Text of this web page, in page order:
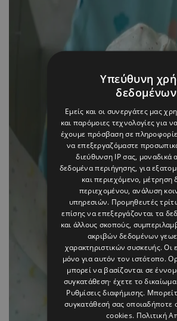
Υπεύθυνη
Εμείς και οι συνεργάτες μας
και παρόμοιες τεχνολογίες για
έχουμε πρόσβαση σε
να επεξεργαζόμαστε
διεύθυνση IP σας, μοναδικά
δεδομένα περιήγησης, για
και περιεχόμενο, μέτρηση
περιεχομένου, ανάλυση
υπηρεσιών. Προμηθευτές
επίσης να επεξεργάζονται τα
και άλλους σκοπούς,
ακριβών δεδομένων
χαρακτηριστικών συσκευής. Οι
μόνο για αυτόν τον ιστότοπο.
μπορεί να βασίζονται σε
συγκατάθεση· έχετε το
Ρυθμίσεις διαφήμισης.
συγκατάθεσή σας οποιαδήποτε
cookies. Πολιτική